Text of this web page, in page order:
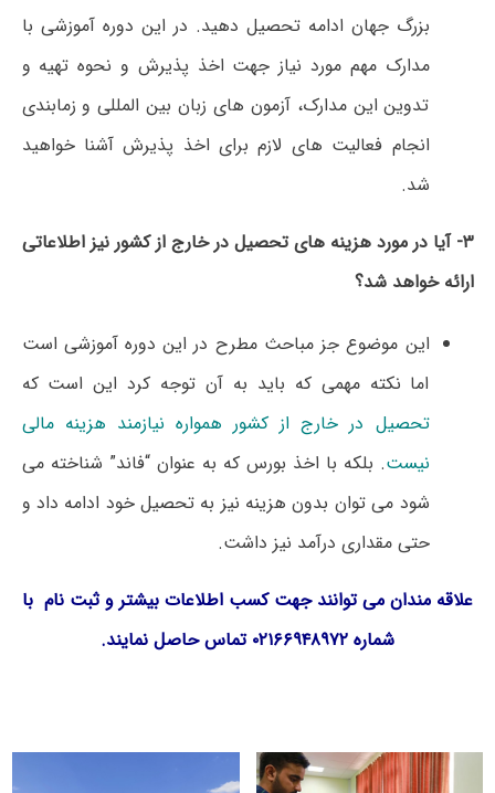
بزرگ جهان ادامه تحصیل دهید. در این دوره آموزشی با
مدارک مهم مورد نیاز جهت اخذ پذیرش و نحوه تهیه و
تدوین این مدارک، آزمون های زبان بین المللی و زمابندی
انجام فعالیت های لازم برای اخذ پذیرش آشنا خواهید
شد.
۳- آیا در مورد هزینه های تحصیل در خارج از کشور نیز اطلاعاتی
ارائه خواهد شد؟
این موضوع جز مباحث مطرح در این دوره آموزشی است
اما نکته مهمی که باید به آن توجه کرد این است که
تحصیل در خارج از کشور همواره نیازمند هزینه مالی
نیست. بلکه با اخذ بورس که به عنوان “فاند” شناخته می
شود می توان بدون هزینه نیز به تحصیل خود ادامه داد و
حتی مقداری درآمد نیز داشت.
علاقه مندان می توانند جهت کسب اطلاعات بیشتر و ثبت نام با
شماره ۰۲۱۶۶۹۴۸۹۷۲ تماس حاصل نمایند.